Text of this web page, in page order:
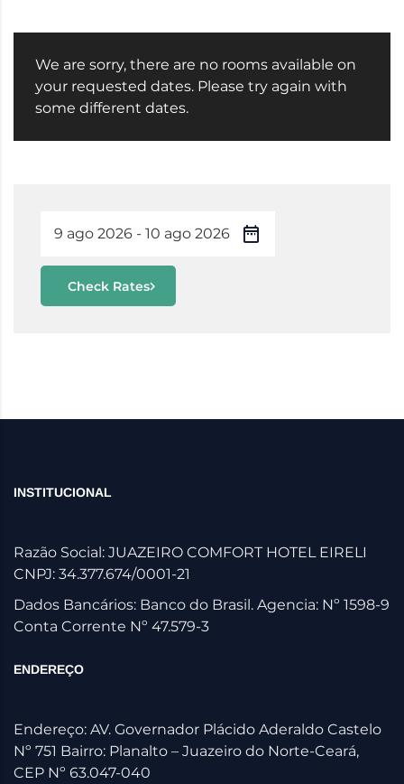
We are sorry, there are no rooms available on
your requested dates. Please try again with
some different dates.
Check Rates
INSTITUCIONAL
Razão Social: JUAZEIRO COMFORT HOTEL EIRELI
CNPJ: 34.377.674/0001-21
Dados Bancários: Banco do Brasil. Agencia: Nº 1598-9
Conta Corrente Nº 47.579-3
ENDEREÇO
Endereço: AV. Governador Plácido Aderaldo Castelo
Nº 751 Bairro: Planalto – Juazeiro do Norte-Ceará,
CEP Nº 63.047-040